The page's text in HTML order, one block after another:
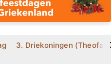
3. Driekoningen